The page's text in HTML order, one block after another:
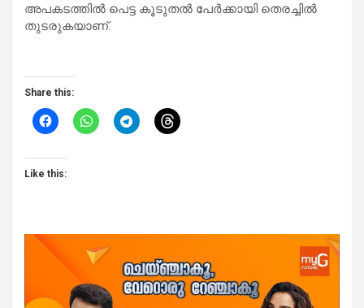
അപകടത്തില്‍ പെട്ട കൂടുതൽ പേർക്കായി തെരച്ചിൽ
തുടരുകയാണ്.
Share this:
Like this: